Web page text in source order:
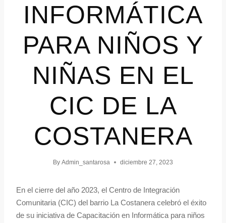
INFORMÁTICA
PARA NIÑOS Y
NIÑAS EN EL
CIC DE LA
COSTANERA
By Admin_santarosa diciembre 27, 2023
En el cierre del año 2023, el Centro de Integración
Comunitaria (CIC) del barrio La Costanera celebró el éxito
de su iniciativa de Capacitación en Informática para niños